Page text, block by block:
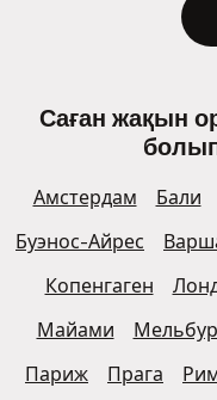
Саған жақын
Амстердам Бали
Буэнос-Айрес
Копенгаген
Майами
Париж
Прага